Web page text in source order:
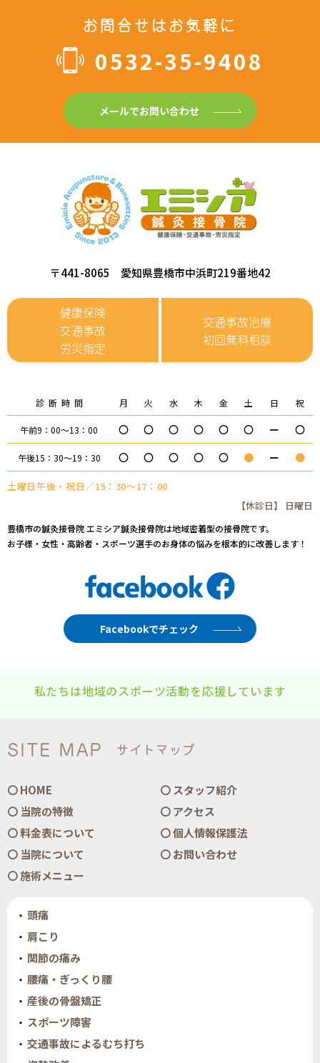
お問合せはお気軽に
0532-35-9408
メールでお問い合わせ
〒441-8065 愛知県豊橋市中浜町219番地42
健康保険
交通事故
労災指定
交通事故治療
初回無料相談
診断時間 月 火 水 木 金 土 日 祝
午前9：00～13：00 〇 〇 〇 〇 〇 〇 ー 〇
午後15：30～19：30 〇 〇 〇 〇 〇 ● ー ●
土曜日午後・祝日／15：30～17：00
【休診日】 日曜日
豊橋市の鍼灸接骨院 エミシア鍼灸接骨院は地域密着型の接骨院です。
お子様・女性・高齢者・スポーツ選手のお身体の悩みを根本的に改善します！
Facebookでチェック
私たちは地域のスポーツ活動を応援しています
SITE MAP サイトマップ
HOME
当院の特徴
料金表について
当院について
スタッフ紹介
アクセス
個人情報保護法
お問い合わせ
施術メニュー
頭痛
肩こり
関節の痛み
腰痛・ぎっくり腰
産後の骨盤矯正
スポーツ障害
交通事故によるむち打ち